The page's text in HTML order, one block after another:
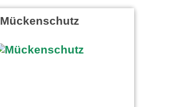
Mückenschutz